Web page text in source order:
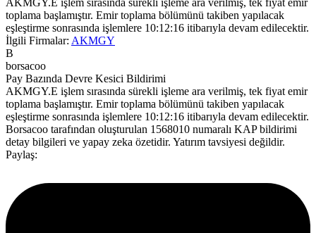
AKMGY.E işlem sırasında sürekli işleme ara verilmiş, tek fiyat emir
toplama başlamıştır. Emir toplama bölümünü takiben yapılacak
eşleştirme sonrasında işlemlere 10:12:16 itibarıyla devam edilecektir.
İlgili Firmalar: AKMGY
B
borsacoo
Pay Bazında Devre Kesici Bildirimi
AKMGY.E işlem sırasında sürekli işleme ara verilmiş, tek fiyat emir
toplama başlamıştır. Emir toplama bölümünü takiben yapılacak
eşleştirme sonrasında işlemlere 10:12:16 itibarıyla devam edilecektir.
Borsacoo tarafından oluşturulan 1568010 numaralı KAP bildirimi
detay bilgileri ve yapay zeka özetidir. Yatırım tavsiyesi değildir.
Paylaş: